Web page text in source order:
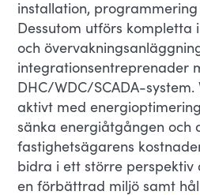
installation,
Dessutom utförs kompletta
och
integrationsentreprenader
DHC/WDC/SCADA-
aktivt med
sänka energiåtgången och
fastighetsägarens
bidra i ett större perspektiv
en förbättrad miljö samt